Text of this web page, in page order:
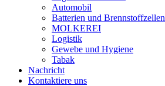
Automobil
Batterien und Brennstoffzellen
MOLKEREI
Logistik
Gewebe und Hygiene
Tabak
Nachricht
Kontaktiere uns